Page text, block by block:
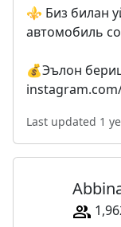
⚜️ Биз билан
автомобиль
💰Эълон
Last updated 1